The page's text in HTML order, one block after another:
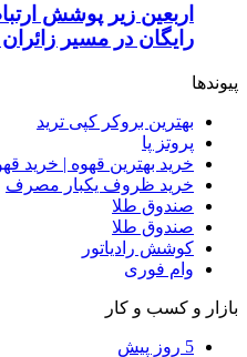
اربعین زیر پوشش
رایگان در مسیر زائران
پیوندها
بهترین بروکر کپی ترید
پروتز پا
خرید بهترین قهوه | خرید
خرید ظروف یکبار مصرف
صندوق طلا
صندوق طلا
کوشش رادیاتور
وام فوری
بازار و کسب و کار
5 روز پیش